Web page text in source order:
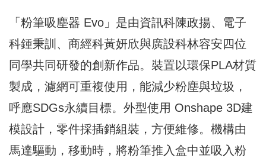
「粉筆吸塵器 Evo」是由資訊科陳政揚、電子
科鍾秉訓、 商經科黃妍欣與廣設科林容安四位
同學共同研發的創新作品。 裝置以環保PLA材質
製成，濾網可重複使用，能減少粉塵與垃圾，
呼應SDGs永續目標。外型使用 Onshape 3D建
模設計，零件採插銷組裝，方便維修。機構由
馬達驅動， 移動時，將粉筆推入盒中並吸入粉